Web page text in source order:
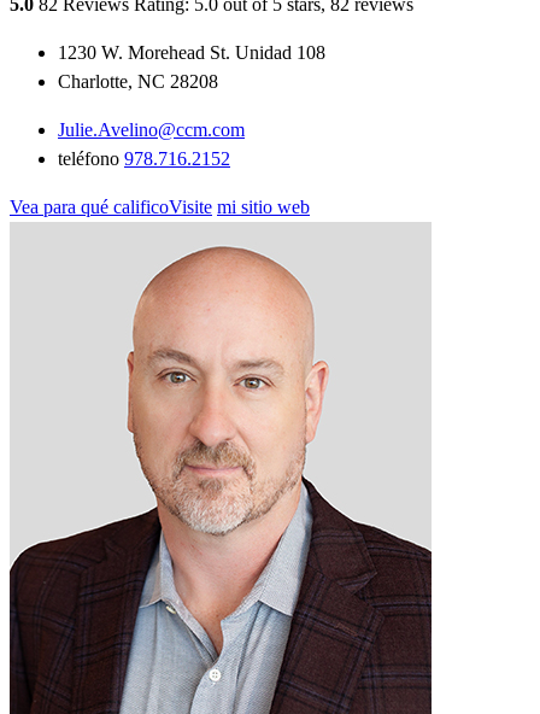
1230 W. Morehead St. Unidad 108
Charlotte, NC 28208
Julie.Avelino@ccm.com
teléfono 978.716.2152
Vea para qué calificoVisite mi sitio web